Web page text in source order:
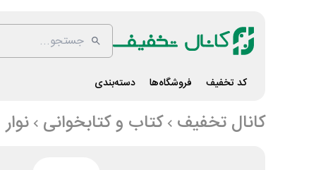
کد تخفیف فروشگاه‌ها دسته‌بندی
کانال تخفیف کتاب و کتابخوانی نوار